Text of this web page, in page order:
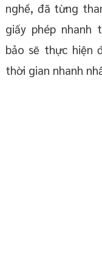
nghề, đã từng
giấy phép nhanh
bảo sẽ thực hiện
thời gian nhanh